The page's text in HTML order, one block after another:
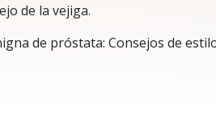
de la vejiga.
de próstata: Consejos de